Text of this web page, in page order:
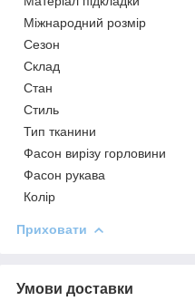
Міжнародний розмір
Сезон
Склад
Стан
Стиль
Тип тканини
Фасон вирізу горловини
Фасон рукава
Колір
Приховати
Умови доставки